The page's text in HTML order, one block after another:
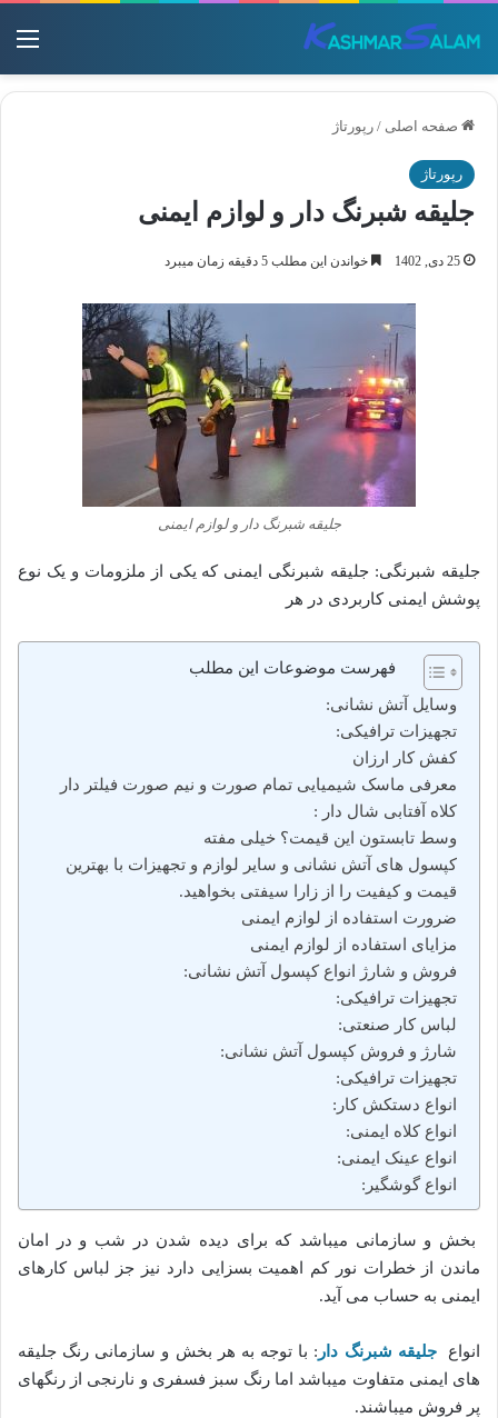
صفحه اصلی / رپورتاژ
رپورتاژ
جلیقه شبرنگ دار و لوازم ایمنی
25 دی, 1402 خواندن این مطلب 5 دقیقه زمان میبرد
جلیقه شبرنگ دار و لوازم ایمنی
جلیقه شبرنگی: جلیقه شبرنگی ایمنی که یکی از ملزومات و یک نوع
پوشش ایمنی کاربردی در هر
فهرست موضوعات این مطلب
وسایل آتش نشانی:
تجهیزات ترافیکی:
کفش کار ارزان
معرفی ماسک شیمیایی تمام صورت و نیم صورت فیلتر دار
کلاه آفتابی شال دار :
وسط تابستون این قیمت؟ خیلی مفته
کپسول های آتش نشانی و سایر لوازم و تجهیزات با بهترین
قیمت و کیفیت را از زارا سیفتی بخواهید.
ضرورت استفاده از لوازم ایمنی
مزایای استفاده از لوازم ایمنی
فروش و شارژ انواع کپسول آتش نشانی:
تجهیزات ترافیکی:
لباس کار صنعتی:
شارژ و فروش کپسول آتش نشانی:
تجهیزات ترافیکی:
انواع دستکش کار:
انواع کلاه ایمنی:
انواع عینک ایمنی:
انواع گوشگیر:
بخش و سازمانی میباشد که برای دیده شدن در شب و در امان
ماندن از خطرات نور کم اهمیت بسزایی دارد نیز جز لباس کارهای
ایمنی به حساب می آید.
انواعجلیقه شبرنگ دار : با توجه به هر بخش و سازمانی رنگ جلیقه
های ایمنی متفاوت میباشد اما رنگ سبز فسفری و نارنجی از رنگهای
پر فروش میباشند.